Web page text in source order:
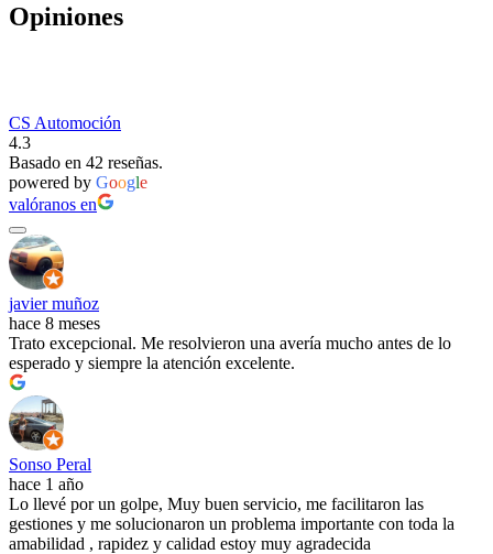
Opiniones
CS Automoción
4.3
Basado en 42 reseñas.
powered by Google
valóranos en
javier muñoz
hace 8 meses
Trato excepcional. Me resolvieron una avería mucho antes de lo
esperado y siempre la atención excelente.
Sonso Peral
hace 1 año
Lo llevé por un golpe, Muy buen servicio, me facilitaron las
gestiones y me solucionaron un problema importante con toda la
amabilidad , rapidez y calidad estoy muy agradecida